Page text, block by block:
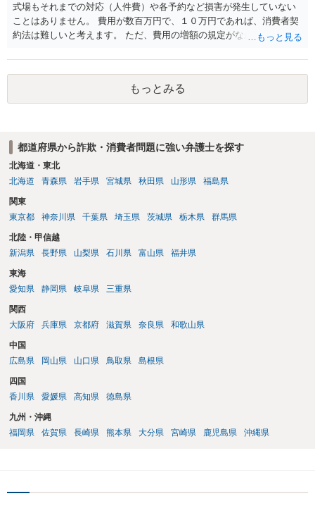
式場もそれまでの対応（人件費）や各予約など損害が発生していない
ことはありません。 費用が数百万円で、１０万円であれば、消費者契
約法は難しいと考えます。 ただ、費用の増額の規定がなかったのに増
ということになり、解約するのは理由がないことになります。
もっとみる
都道府県から詐欺・消費者問題に強い弁護士を探す
北海道・東北
北海道
青森県 岩手県 宮城県 秋田県 山形県 福島県
関東
東京都
神奈川県 千葉県 埼玉県 茨城県 栃木県 群馬県
北陸・甲信越
新潟県
長野県 山梨県 石川県 富山県 福井県
東海
愛知県
静岡県 岐阜県 三重県
関西
大阪府
兵庫県 京都府 滋賀県 奈良県 和歌山県
中国
広島県
岡山県 山口県 鳥取県 島根県
四国
香川県
愛媛県 高知県 徳島県
九州・沖縄
福岡県
佐賀県 長崎県 熊本県 大分県 宮崎県 鹿児島県 沖縄県